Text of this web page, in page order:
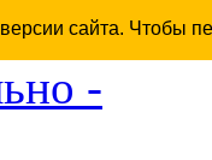
сайта. Чтобы
-